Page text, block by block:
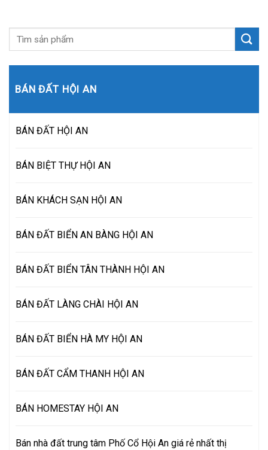
BÁN ĐẤT HỘI AN
BÁN ĐẤT HỘI AN
BÁN BIỆT THỰ HỘI AN
BÁN KHÁCH SẠN HỘI AN
BÁN ĐẤT BIỂN AN BÀNG HỘI AN
BÁN ĐẤT BIỂN TÂN THÀNH HỘI AN
BÁN ĐẤT LÀNG CHÀI HỘI AN
BÁN ĐẤT BIỂN HÀ MY HỘI AN
BÁN ĐẤT CẨM THANH HỘI AN
BÁN HOMESTAY HỘI AN
Bán nhà đất trung tâm Phố Cổ Hội An giá rẻ nhất thị